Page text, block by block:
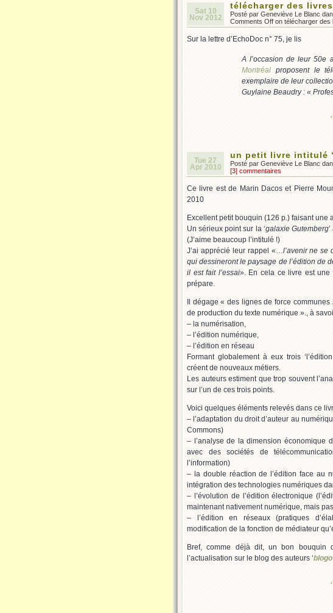
Sat 10
Nov 2012
télécharger des
Posté par Geneviève Le Blanc
Comments Off on télécharger
Sur la lettre d’EchoDoc n° 75, je lis
A l’occasion de leur 50e
Montréal proposent le
exemplaire de leur
Guylaine Beaudry : «
Tue 27
Apr 2010
un petit livre intitulé
Posté par Geneviève Le Blanc
[3] commentaires
Ce livre est de Marin Dacos et Pierre
2010
Excellent petit bouquin (126 p.) faisant
Un sérieux point sur la ‘galaxie Gutemberg
(J’aime beaucoup l’intitulé !)
J’ai apprécié leur rappel «…l’avenir ne se
qui dessineront le paysage de l’édition de
il est fait l’essai». En cela ce livre est une
prépare.
Il dégage « des lignes de force
de production du texte numérique »., à
– la numérisation,
– l’édition numérique,
– l’édition en réseau
Formant globalement à eux trois
créent de nouveaux métiers.
Les auteurs estiment que trop souvent
sur l’un de ces trois points.
Voici quelques éléments relevés dans ce
– l’adaptation du droit d’auteur au
Commons)
– l’analyse de la dimension économique
avec des sociétés de
l’information)
– la double réaction de l’édition face au
intégration des technologies numériques
– l’évolution de l’édition électronique
maintenant nativement numérique, mais
– l’édition en réseaux (pratiques
modification de la fonction de médiateur
Bref, comme déjà dit, un bon bouquin
l’actualisation sur le blog des auteurs ‘